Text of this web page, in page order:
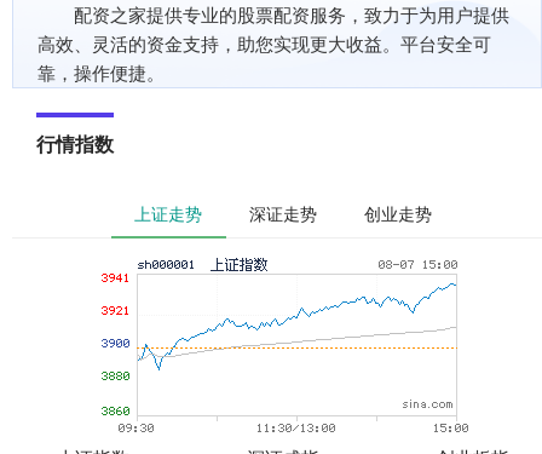
配资之家提供专业的股票配资服务，致力于为用户提供
高效、灵活的资金支持，助您实现更大收益。平台安全可
靠，操作便捷。
行情指数
上证走势 深证走势 创业走势